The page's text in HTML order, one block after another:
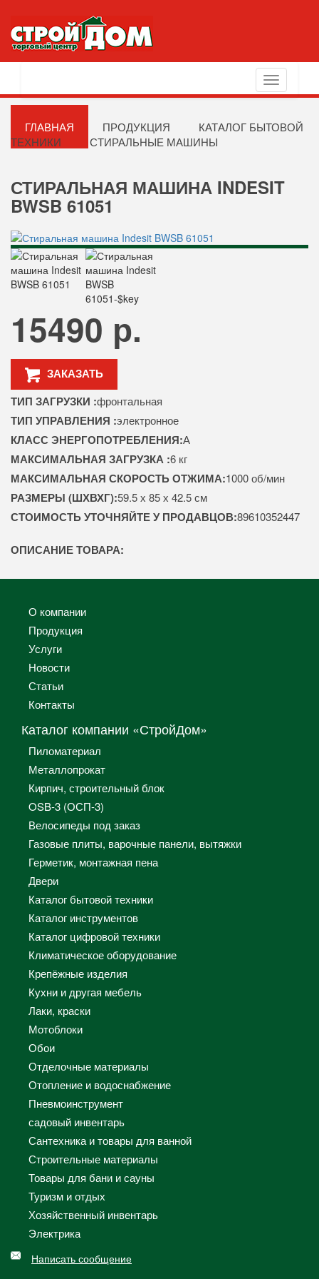
Toggle
navigation
ГЛАВНАЯ ПРОДУКЦИЯ
КАТАЛОГ БЫТОВОЙ
ТЕХНИКИ
СТИРАЛЬНЫЕ МАШИНЫ
СТИРАЛЬНАЯ МАШИНА INDESIT
BWSB 61051
15490 р.
ЗАКАЗАТЬ
ТИП ЗАГРУЗКИ :фронтальная
ТИП УПРАВЛЕНИЯ :электронное
КЛАСС ЭНЕРГОПОТРЕБЛЕНИЯ:А
МАКСИМАЛЬНАЯ ЗАГРУЗКА :6 кг
МАКСИМАЛЬНАЯ СКОРОСТЬ ОТЖИМА:1000 об/мин
РАЗМЕРЫ (ШХВХГ):59.5 х 85 х 42.5 см
СТОИМОСТЬ УТОЧНЯЙТЕ У ПРОДАВЦОВ:89610352447
ОПИСАНИЕ ТОВАРА:
О компании
Продукция
Услуги
Новости
Статьи
Контакты
Каталог компании «СтройДом»
Пиломатериал
Металлопрокат
Кирпич, строительный блок
OSB-3 (ОСП-3)
Велосипеды под заказ
Газовые плиты, варочные панели, вытяжки
Герметик, монтажная пена
Двери
Каталог бытовой техники
Каталог инструментов
Каталог цифровой техники
Климатическое оборудование
Крепёжные изделия
Кухни и другая мебель
Лаки, краски
Мотоблоки
Обои
Отделочные материалы
Отопление и водоснабжение
Пневмоинструмент
садовый инвентарь
Сантехника и товары для ванной
Строительные материалы
Товары для бани и сауны
Туризм и отдых
Хозяйственный инвентарь
Электрика
Написать сообщение